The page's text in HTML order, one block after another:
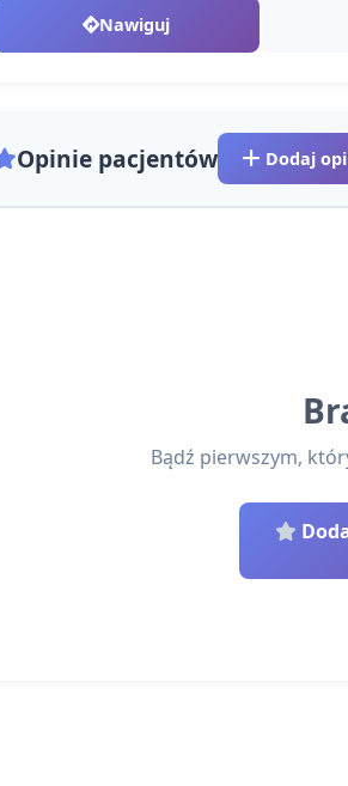
Nawiguj
Opinie pacjentów Dodaj
Bądź pierwszym,